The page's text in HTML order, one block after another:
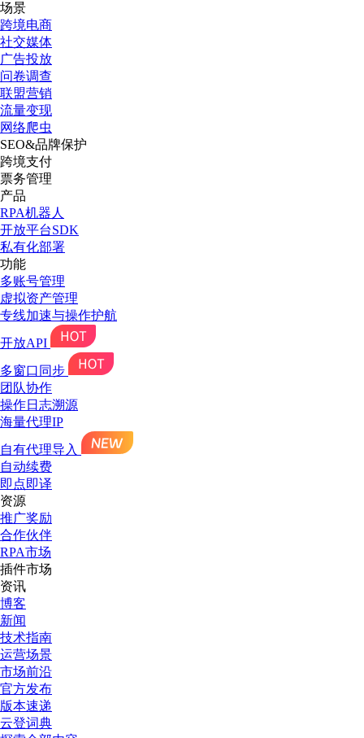
场景
跨境电商
社交媒体
广告投放
问卷调查
联盟营销
流量变现
网络爬虫
SEO&品牌保护
跨境支付
票务管理
产品
RPA机器人
开放平台SDK
私有化部署
功能
多账号管理
虚拟资产管理
专线加速与操作护航
开放API
多窗口同步
团队协作
操作日志溯源
海量代理IP
自有代理导入
自动续费
即点即译
资源
推广奖励
合作伙伴
RPA市场
插件市场
资讯
博客
新闻
技术指南
运营场景
市场前沿
官方发布
版本速递
云登词典